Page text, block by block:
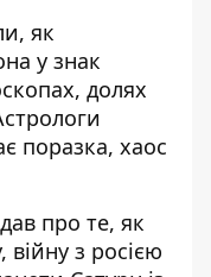
як
у знак
долях
поразка, хаос
про те, як
війну з росією